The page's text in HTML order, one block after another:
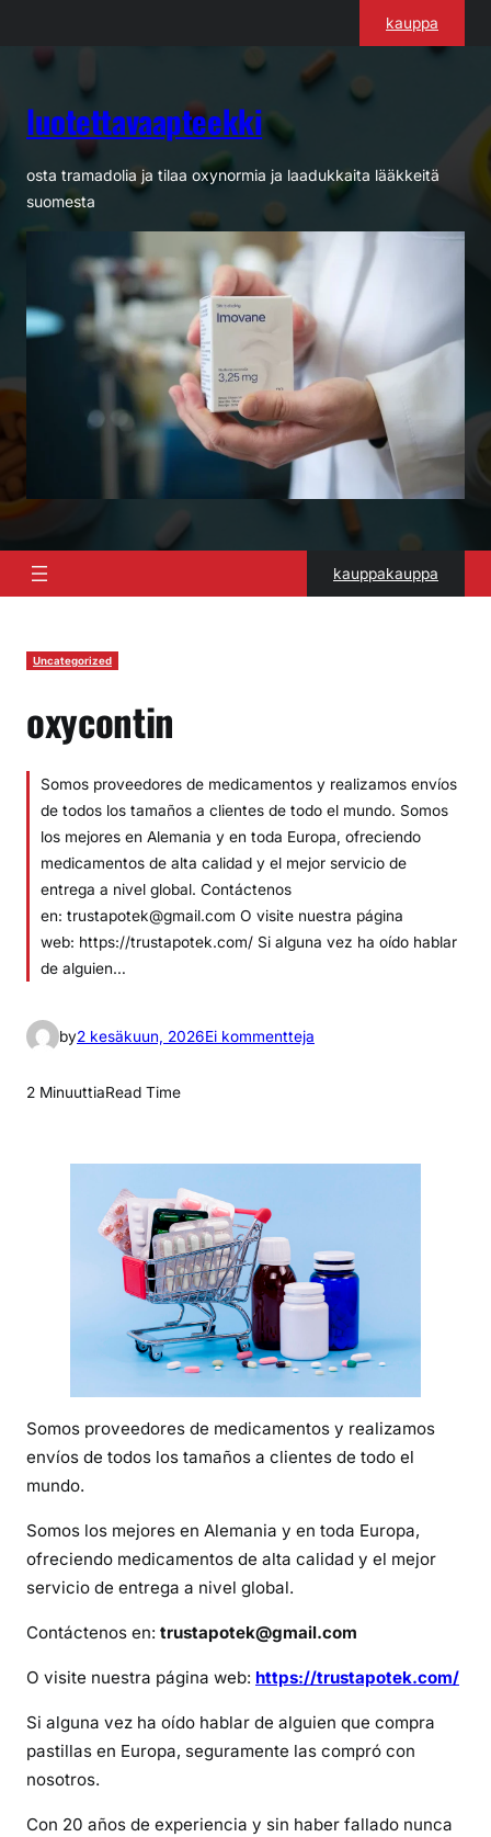
kauppa
luotettavaapteekki
osta tramadolia ja tilaa oxynormia ja laadukkaita lääkkeitä
suomesta
kauppakauppa
Uncategorized
oxycontin
Somos proveedores de medicamentos y realizamos envíos
de todos los tamaños a clientes de todo el mundo. Somos
los mejores en Alemania y en toda Europa, ofreciendo
medicamentos de alta calidad y el mejor servicio de
entrega a nivel global. Contáctenos
en: trustapotek@gmail.com O visite nuestra página
web: https://trustapotek.com/ Si alguna vez ha oído hablar
de alguien…
by2 kesäkuun, 2026Ei kommentteja
k
i
n
y
o
n
n
2 MinuuttiaRead Time
Somos proveedores de medicamentos y realizamos
envíos de todos los tamaños a clientes de todo el
mundo.
Somos los mejores en Alemania y en toda Europa,
ofreciendo medicamentos de alta calidad y el mejor
servicio de entrega a nivel global.
Contáctenos en: trustapotek@gmail.com
O visite nuestra página web: https://trustapotek.com/
Si alguna vez ha oído hablar de alguien que compra
pastillas en Europa, seguramente las compró con
nosotros.
Con 20 años de experiencia y sin haber fallado nunca